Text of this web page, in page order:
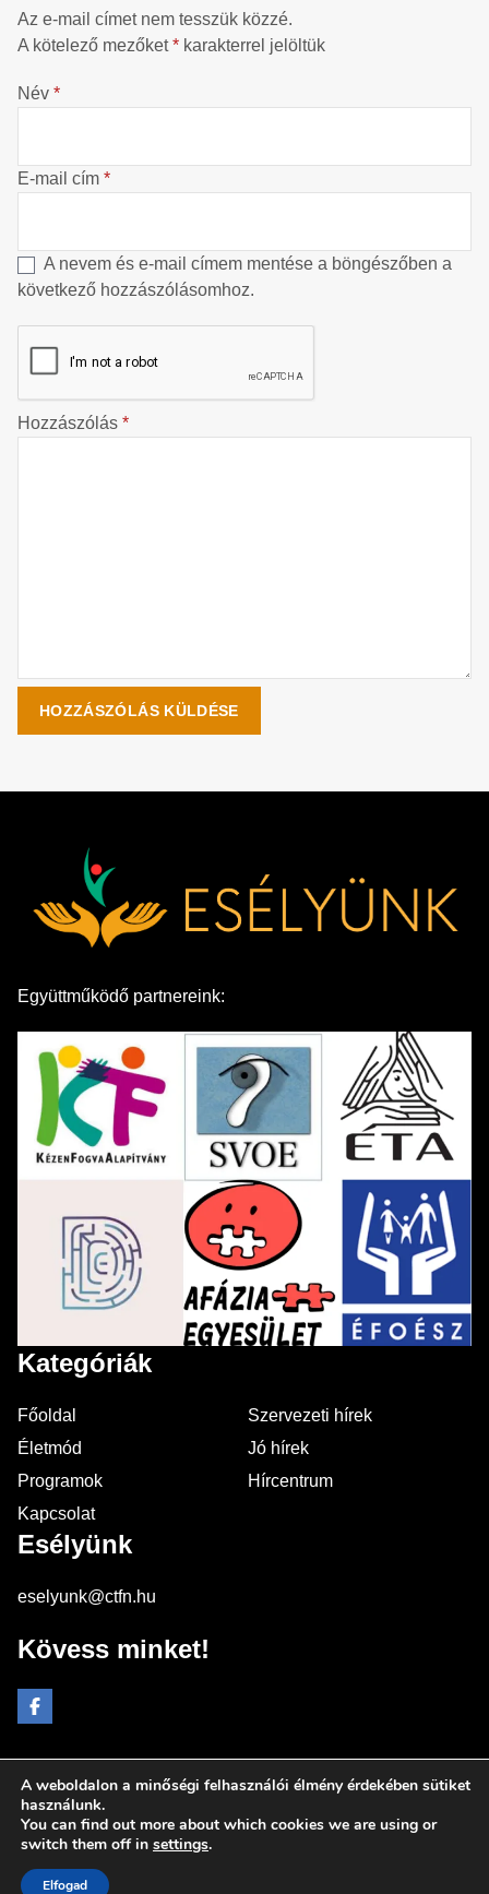
Az e-mail címet nem tesszük közzé.
A kötelező mezőket* karakterrel jelöltük
Név *
E-mail cím *
A nevem és e-mail címem mentése a böngészőben a
következő hozzászólásomhoz.
Hozzászólás *
Együttműködő partnereink:
Kategóriák
Főoldal
Szervezeti hírek
Életmód
Jó hírek
Programok
Hírcentrum
Kapcsolat
Esélyünk
eselyunk@ctfn.hu
Kövess minket!
Copyright © 2024 eselyunk.hu. Minden jog fenntartva.
Általános Szerződési Feltételek
Adatkezelési Nyilatkozat
A weboldalon a minőségi felhasználói élmény érdekében sütiket
használunk.
You can find out more about which cookies we are using or
switch them off in settings.
Elfogad